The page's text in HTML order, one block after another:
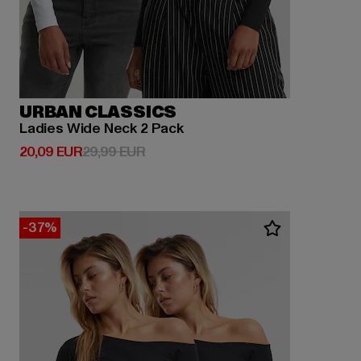
URBAN CLASSICS
Ladies Wide Neck 2 Pack
20,09 EUR
Derzeitiger Preis: 20,09 EUR
29,99 EURAktionspreis: 29,99 EUR
-37%